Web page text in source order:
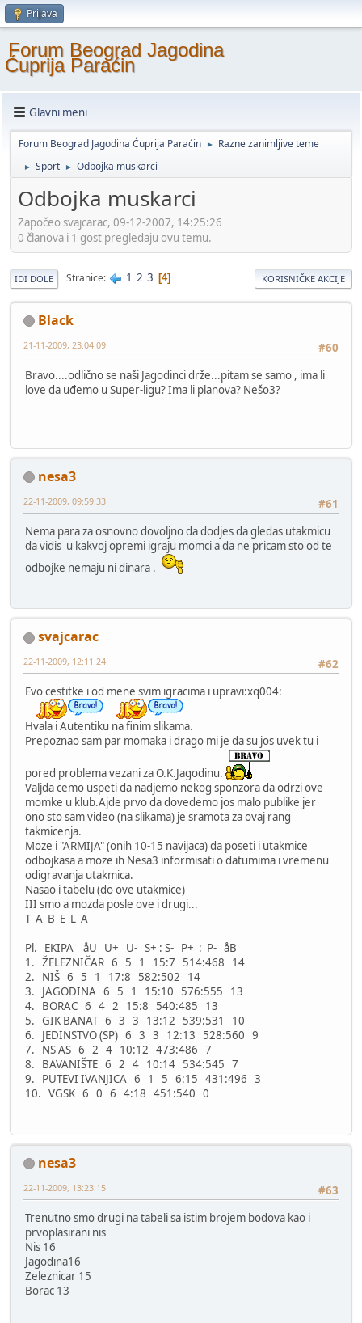
Prijava
Forum Beograd Jagodina
Ćuprija Paraćin
Glavni meni
Forum Beograd Jagodina Ćuprija Paraćin ► Razne zanimljive teme
► Sport ► Odbojka muskarci
Odbojka muskarci
Započeo svajcarac, 09-12-2007, 14:25:26
0 članova i 1 gost pregledaju ovu temu.
IDI DOLE Stranice 1 2 3 4 KORISNIČKE AKCIJE
Black
#60
21-11-2009, 23:04:09
Bravo....odlično se naši Jagodinci drže...pitam se samo , ima li
love da uđemo u Super-ligu? Ima li planova? Nešo3?
nesa3
#61
22-11-2009, 09:59:33
Nema para za osnovno dovoljno da dodjes da gledas utakmicu
da vidis u kakvoj opremi igraju momci a da ne pricam sto od te
odbojke nemaju ni dinara .
svajcarac
#62
22-11-2009, 12:11:24
Evo cestitke i od mene svim igracima i upravi:xq004:
Hvala i Autentiku na finim slikama.
Prepoznao sam par momaka i drago mi je da su jos uvek tu i
pored problema vezani za O.K.Jagodinu.
Valjda cemo uspeti da nadjemo nekog sponzora da odrzi ove
momke u klub.Ajde prvo da dovedemo jos malo publike jer
ono sto sam video (na slikama) je sramota za ovaj rang
takmicenja.
Moze i "ARMIJA" (onih 10-15 navijaca) da poseti i utakmice
odbojkasa a moze ih Nesa3 informisati o datumima i vremenu
odigravanja utakmica.
Nasao i tabelu (do ove utakmice)
III smo a mozda posle ove i drugi...
T A B E L A
Pl. EKIPA åU U+ U- S+ : S- P+ : P- åB
1. ŽELEZNIČAR 6 5 1 15:7 514:468 14
2. NIŠ 6 5 1 17:8 582:502 14
3. JAGODINA 6 5 1 15:10 576:555 13
4. BORAC 6 4 2 15:8 540:485 13
5. GIK BANAT 6 3 3 13:12 539:531 10
6. JEDINSTVO (SP) 6 3 3 12:13 528:560 9
7. NS AS 6 2 4 10:12 473:486 7
8. BAVANIŠTE 6 2 4 10:14 534:545 7
9. PUTEVI IVANJICA 6 1 5 6:15 431:496 3
10. VGSK 6 0 6 4:18 451:540 0
nesa3
#63
22-11-2009, 13:23:15
Trenutno smo drugi na tabeli sa istim brojem bodova kao i
prvoplasirani nis
Nis 16
Jagodina16
Zeleznicar 15
Borac 13